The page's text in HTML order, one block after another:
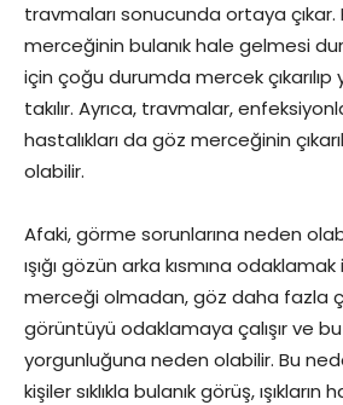
travmaları sonucunda ortaya
merceğinin bulanık hale gelmesi
için çoğu durumda mercek
takılır. Ayrıca, travmalar,
hastalıkları da göz merceğinin
olabilir.
Afaki, görme sorunlarına neden
ışığı gözün arka kısmına
merceği olmadan, göz daha fazla
görüntüyü odaklamaya çalışır ve
yorgunluğuna neden olabilir. Bu
kişiler sıklıkla bulanık görüş,